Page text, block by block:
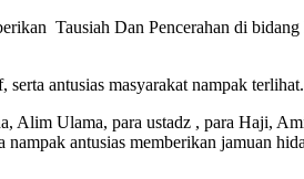
Tausiah Dan Pencerahan di
antusias masyarakat nampak terlihat.
Alim Ulama, para ustadz , para Haji,
antusias memberikan jamuan